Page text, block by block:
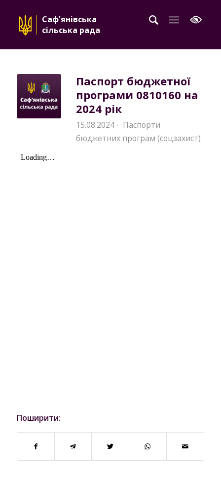
Саф'янівська
сільська рада
Паспорт бюджетної
програми 0810160 на
2024 рік
15.08.2024 · Паспорти
бюджетних програм (соцзахист)
Поширити: